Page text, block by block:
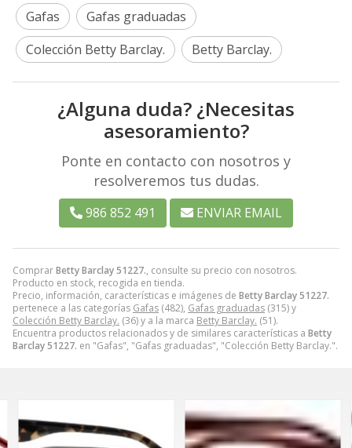
ComprarBetty Barclay 51227., consulte su precio con nosotros.
Producto en stock, recogida en tienda.
Precio, información, características e imágenes de Betty Barclay 51227.
pertenece a las categorías Gafas (482), Gafas graduadas (315) y
Colección Betty Barclay. (36) y a la marca Betty Barclay. (51).
Encuentra productos relacionados y de similares características a Betty
Barclay 51227. en "Gafas", "Gafas graduadas", "Colección Betty Barclay.".
Gafas
Gafas graduadas
Colección Betty Barclay.
Betty Barclay.
¿Alguna duda? ¿Necesitas
asesoramiento?
Ponte en contacto con nosotros y
resolveremos tus dudas.
986 852 491 ENVIAR EMAIL